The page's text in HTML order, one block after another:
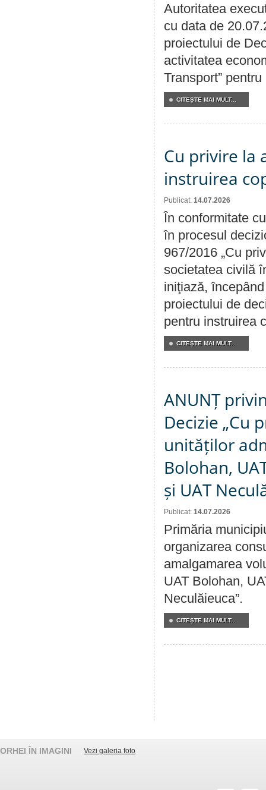
Autoritatea
cu data de
proiectului de
activitatea
Transport” pentru
CITEŞTE MAI MULT...
Cu privire la
instruirea
Publicat: 14.07.2026
În conformitate
în procesul
967/2016 „Cu
societatea civilă
iniţiază,
proiectului de
pentru instruirea
CITEŞTE MAI MULT...
ANUNȚ
Decizie „Cu
unităților
Bolohan,
și UAT
Publicat: 14.07.2026
Primăria
organizarea
amalgamarea
UAT Bolohan,
Neculăieuca”.
CITEŞTE MAI MULT...
ORHEI ÎN IMAGINI Vezi galeria foto